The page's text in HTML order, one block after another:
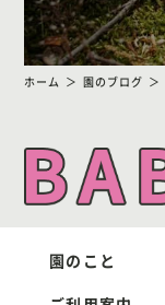
ホーム 園のブログ
園のこと